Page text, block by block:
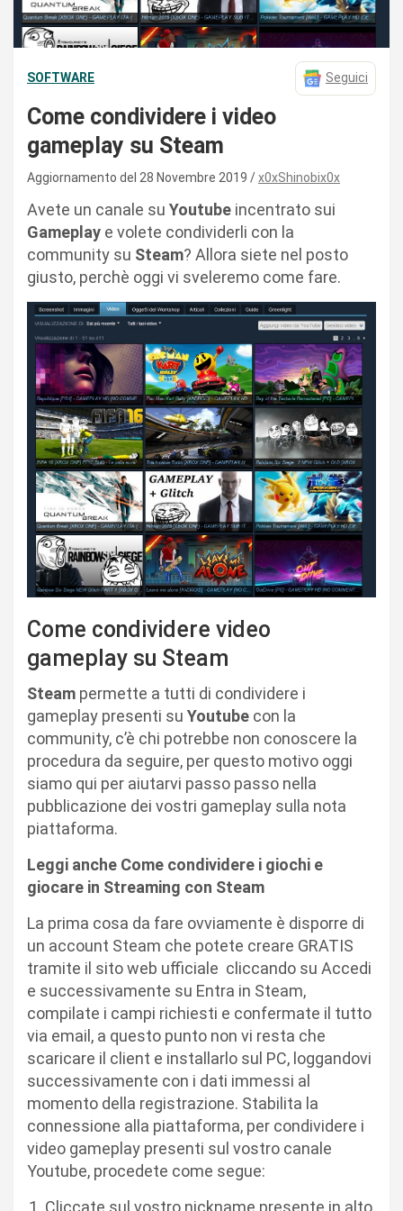
SOFTWARE Seguici
Come condividere i video
gameplay su Steam
Aggiornamento del 28 Novembre 2019 x0xShinobix0x
Avete un canale su Youtube incentrato sui
Gameplay e volete condividerli con la
community su Steam? Allora siete nel posto
giusto, perchè oggi vi sveleremo come fare.
Come condividere video
gameplay su Steam
Steam permette a tutti di condividere i
gameplay presenti su Youtube con la
community, c’è chi potrebbe non conoscere la
procedura da seguire, per questo motivo oggi
siamo qui per aiutarvi passo passo nella
pubblicazione dei vostri gameplay sulla nota
piattaforma.
Leggi anche Come condividere i giochi e
giocare in Streaming con Steam
La prima cosa da fare ovviamente è disporre di
un account Steam che potete creare GRATIS
tramite il sito web ufficiale cliccando su Accedi
e successivamente su Entra in Steam,
compilate i campi richiesti e confermate il tutto
via email, a questo punto non vi resta che
scaricare il client e installarlo sul PC, loggandovi
successivamente con i dati immessi al
momento della registrazione. Stabilita la
connessione alla piattaforma, per condividere i
video gameplay presenti sul vostro canale
Youtube, procedete come segue: